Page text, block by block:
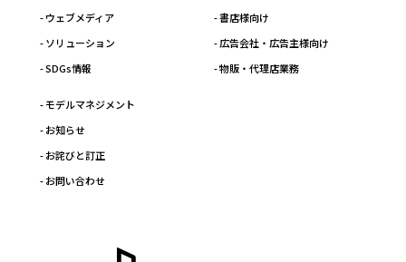
- ウェブメディア
- ソリューション
- SDGs情報
- 書店様向け
- 広告会社・広告主様向け
- 物販・代理店業務
- モデルマネジメント
- お知らせ
- お詫びと訂正
- お問い合わせ